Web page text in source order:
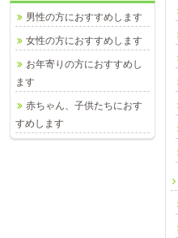
男性の方におすすめします
女性の方におすすめします
お年寄りの方におすすめし
ます
赤ちゃん、子供たちにおす
すめします